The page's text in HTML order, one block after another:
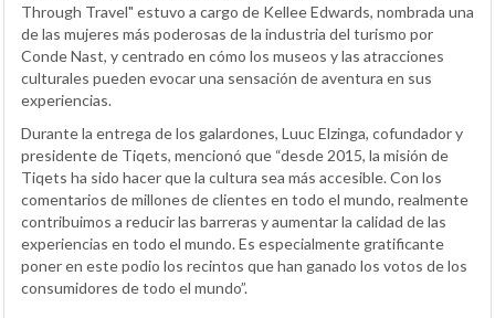
Through Travel" estuvo a cargo de Kellee Edwards, nombrada una
de las mujeres más poderosas de la industria del turismo por
Conde Nast, y centrado en cómo los museos y las atracciones
culturales pueden evocar una sensación de aventura en sus
experiencias.
Durante la entrega de los galardones, Luuc Elzinga, cofundador y
presidente de Tiqets, mencionó que “desde 2015, la misión de
Tiqets ha sido hacer que la cultura sea más accesible. Con los
comentarios de millones de clientes en todo el mundo, realmente
contribuimos a reducir las barreras y aumentar la calidad de las
experiencias en todo el mundo. Es especialmente gratificante
poner en este podio los recintos que han ganado los votos de los
consumidores de todo el mundo”.